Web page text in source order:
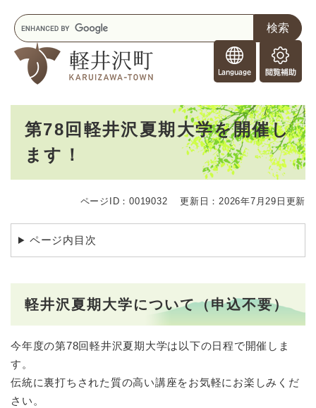
o
r
e
i
g
n
s
閲
覧
助
キ
ー
ワ
第78回軽井沢夏期大学を開催し
ます！
ページID：0019032 更新日：2026年7月29日更新
ページ内目次
軽井沢夏期大学について（申込不要）
今年度の第78回軽井沢夏期大学は以下の日程で開催しま
す。
伝統に裏打ちされた質の高い講座をお気軽にお楽しみくだ
さい。